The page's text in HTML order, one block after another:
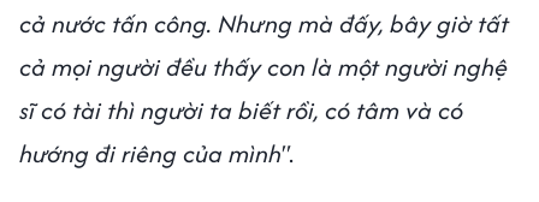
cả nước tấn công. Nhưng mà đấy, bây giờ tất
cả mọi người đều thấy con là một người nghệ
sĩ có tài thì người ta biết rồi, có tâm và có
hướng đi riêng của mình".